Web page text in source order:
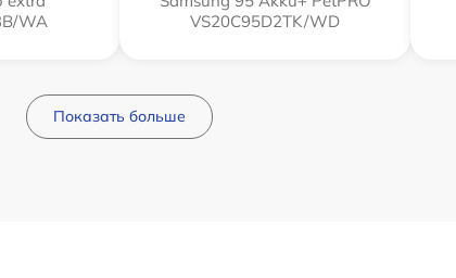
WA
VS20C95D2TK/WD
Показать больше